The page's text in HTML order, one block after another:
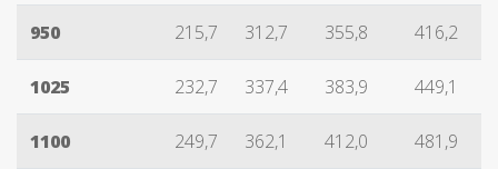
950 215,7 312,7 355,8 416,2
1025 232,7 337,4 383,9 449,1
1100 249,7 362,1 412,0 481,9